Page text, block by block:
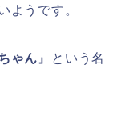
ようです。
ゃん 』という名